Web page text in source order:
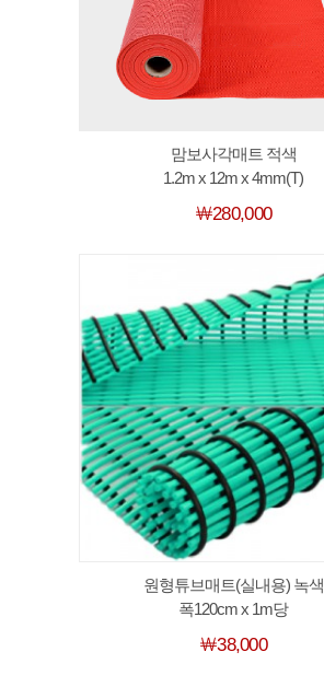
맘보사각매트 적색
1.2m x 12m x 4mm(T)
￦280,000
원형튜브매트(실내용) 녹색
폭120cm x 1m당
￦38,000